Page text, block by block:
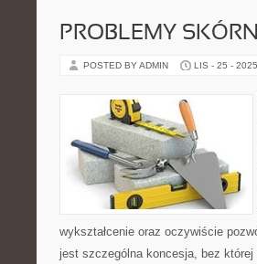
PROBLEMY
POSTED BY ADMIN LIS - 25 - 2025
wykształcenie oraz oczywiście
jest szczególna koncesja, bez której